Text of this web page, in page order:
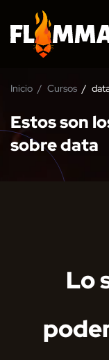
Inicio Cursos
Estos son
sobre data
Lo